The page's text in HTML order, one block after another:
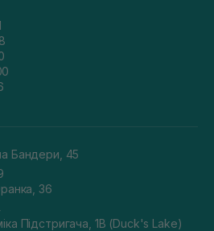
Бандери, 45
36
Підстригача, 1В (Duck's Lake)